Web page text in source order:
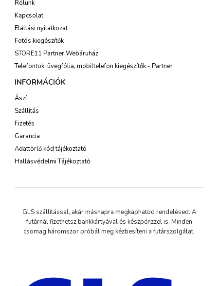
Rólunk
Kapcsolat
Elállási nyilatkozat
Fotós kiegészítők
STORE11 Partner Webáruház
Telefontok, üvegfólia, mobiltelefon kiegészítők - Partner
INFORMÁCIÓK
Ászf
Szállítás
Fizetés
Garancia
Adattörlő kód tájékoztató
Hallásvédelmi Tájékoztató
GLS szállítással, akár másnapra megkaphatod rendelésed. A
futárnál fizethetsz bankkártyával és készpénzzel is. Minden
csomag háromszor próbál meg kézbesíteni a futárszolgálat.